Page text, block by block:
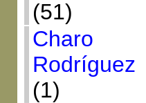
(51)
Charo
Rodríguez
(1)